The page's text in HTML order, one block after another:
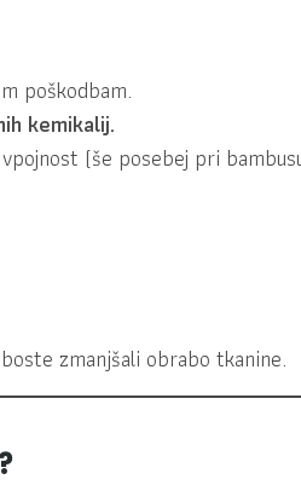
poškodbam.
kemikalij.
(še posebej pri
zmanjšali obrabo tkanine.